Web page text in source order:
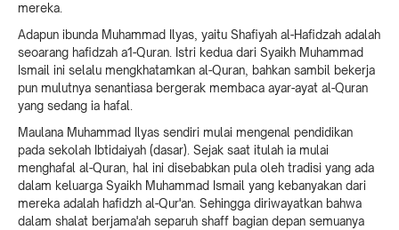
mereka.
Adapun ibunda Muhammad Ilyas, yaitu Shafiyah al-Hafidzah adalah
seoarang hafidzah a1-Quran. Istri kedua dari Syaikh Muhammad
Ismail ini selalu mengkhatamkan al-Quran, bahkan sambil bekerja
pun mulutnya senantiasa bergerak membaca ayar-ayat al-Quran
yang sedang ia hafal.
Maulana Muhammad Ilyas sendiri mulai mengenal pendidikan
pada sekolah Ibtidaiyah (dasar). Sejak saat itulah ia mulai
menghafal al-Quran, hal ini disebabkan pula oleh tradisi yang ada
dalam keluarga Syaikh Muhammad Ismail yang kebanyakan dari
mereka adalah hafidzh al-Qur'an. Sehingga diriwayatkan bahwa
dalam shalat berjama'ah separuh shaff bagian depan semuanya